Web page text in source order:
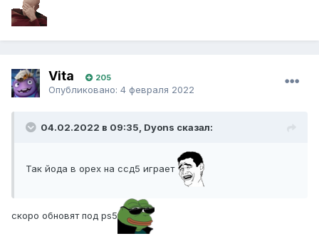
Vita 205
Опубликовано: 4 февраля 2022
04.02.2022 в 09:35, Dyons сказал:
Так йода в орех на ссд5 играет
скоро обновят под ps5